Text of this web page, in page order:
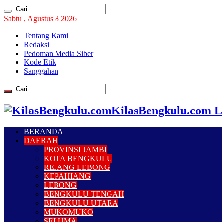
Sabtu , Agustus 8 2026
Tentang Kami
Redaksi
Pedoman Media Siber
Kode Etik
Sanggahan
KilasBengkulu.com
BERANDA
DAERAH
PROVINSI JAMBI
KOTA BENGKULU
REJANG LEBONG
KEPAHIANG
LEBONG
BENGKULU TENGAH
BENGKULU UTARA
MUKOMUKO